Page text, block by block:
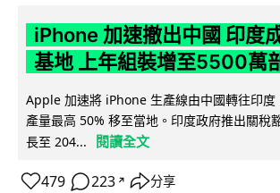
iPhone 加速撤出中國 印度
基地 上年組裝增至5500萬
Apple 加速將 iPhone 生產線由中國轉往印度
產量最高 50% 移至當地。印度政府推出關稅
長至 204...
閱讀全文
479 223 ↗ 分享